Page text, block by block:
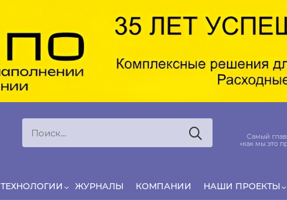
Принято считать, что еда — источник удовольствия,
вокруг…
Самый
«как мы это
ТЕХНОЛОГИИ ЖУРНАЛЫ КОМПАНИИ НАШИ ПРОЕКТЫ